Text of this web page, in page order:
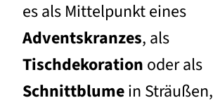
es als Mittelpunkt eines
Adventskranzes, als
Tischdekoration oder als
Schnittblumein Sträußen,